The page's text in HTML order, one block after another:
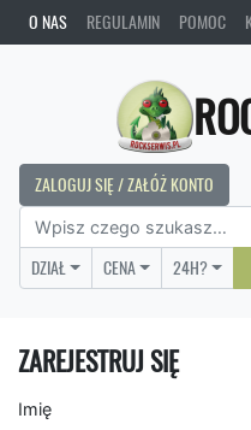
O NAS REGULAMIN POMOC
ZALOGUJ SIĘ / ZAŁÓŻ KONTO
DZIAŁ CENA 24H?
ZAREJESTRUJ SIĘ
Imię